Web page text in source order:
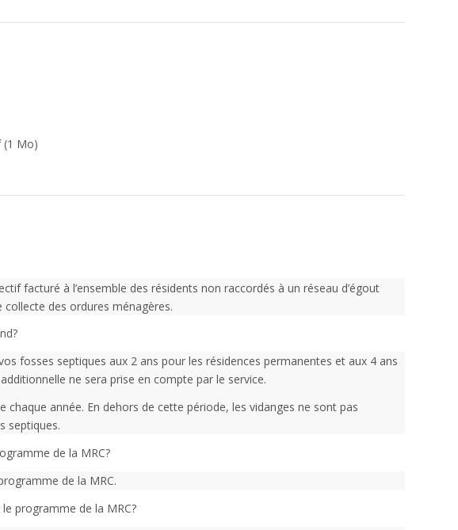
(1 Mo)
facturé à l’ensemble des résidents non raccordés à un réseau d’égout
des ordures ménagères.
fosses septiques aux 2 ans pour les résidences permanentes et aux 4 ans
ne sera prise en compte par le service.
année. En dehors de cette période, les vidanges ne sont pas
septiques.
de la MRC?
de la MRC.
programme de la MRC?